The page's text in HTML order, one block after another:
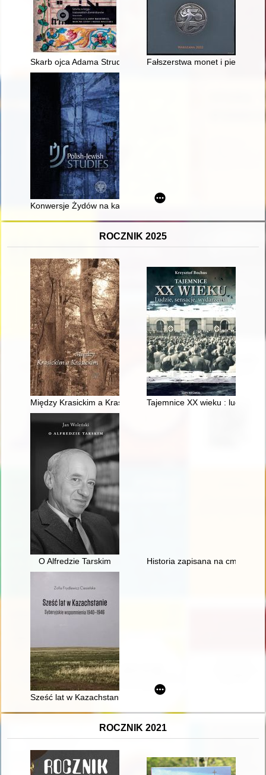
Skarb ojca Adama Strudzińskiego" : zespół starożytnych i
Fałszerstwa monet i
Konwersje Żydów na katolicyzm w Generalnym
ROCZNIK 2025
Między Krasickim a Krasickim Tajemnice XX wieku : ludzie,
O Alfredzie Tarskim Historia zapisana na
Sześć lat w Kazachstanie : syberyjskie wspomnienia 1940-
ROCZNIK 2021